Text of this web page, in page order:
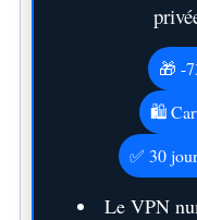
🎁 -
🛍️
✅ 30
Le VPN